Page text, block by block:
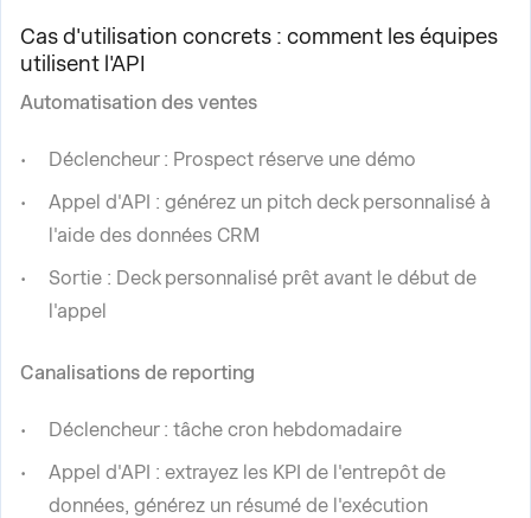
Cas d'utilisation concrets : comment les équipes
utilisent l'API
Automatisation des ventes
Déclencheur : Prospect réserve une démo
Appel d'API : générez un pitch deck personnalisé à
l'aide des données CRM
Sortie : Deck personnalisé prêt avant le début de
l'appel
Canalisations de reporting
Déclencheur : tâche cron hebdomadaire
Appel d'API : extrayez les KPI de l'entrepôt de
données, générez un résumé de l'exécution